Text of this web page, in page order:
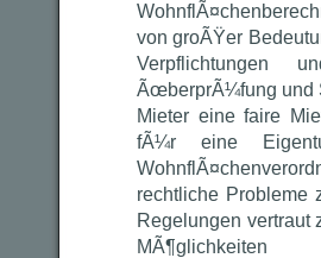
von groÃŸer
Verpflichtungen
ÃœberprÃ¼fung und
Mieter eine faire
fÃ¼r eine
rechtliche Probleme
Regelungen vertraut